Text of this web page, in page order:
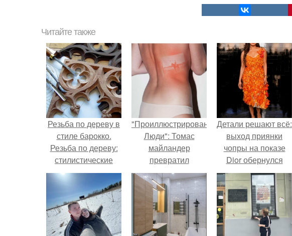
Читайте также
Резьба по дереву в
стиле барокко.
Резьба по дереву:
стилистические
направления и
характерные узоры.
"Проиллюстрированные
Люди": Томас
майландер
превратил
солнечные ожоги в
арт - объект.
Детали решают всё:
выход приянки
чопры на показе
Dior обернулся
шквалом критики
из-за небрежного
пошива.